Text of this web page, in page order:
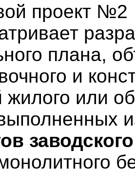
проект №2
плана,
и
или